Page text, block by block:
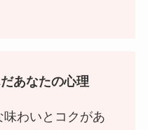
あなたの心理
わいとコクがあ